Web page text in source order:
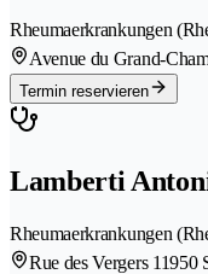
Rheumaerkrankungen
Avenue du Grand-
Termin reservieren
Lamberti
Rheumaerkrankungen
Rue des Vergers 11950